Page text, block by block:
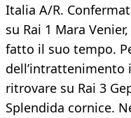
Italia A/R.
su Rai 1 Mara
fatto il suo tempo.
ritrovare su Rai 3
Splendida cornice.